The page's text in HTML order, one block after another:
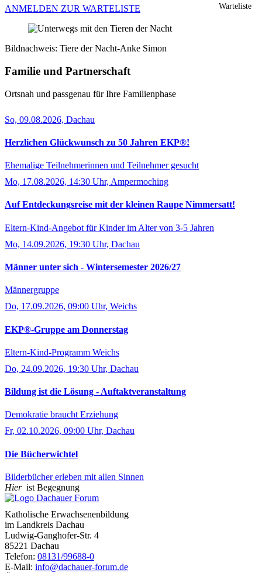
Warteliste
ANMELDEN ZUR WARTELISTE
Bildnachweis: Tiere der Nacht-Anke Simon
Familie und Partnerschaft
Ortsnah und passgenau für Ihre Familienphase
So, 09.08.2026, Dachau
Herzlichen Glückwunsch zu 50 Jahren EKP®!
Ehemalige Teilnehmerinnen und Teilnehmer gesucht
Mo, 17.08.2026, 14:30 Uhr, Ampermoching
Auf Entdeckungsreise mit der kleinen Raupe Nimmersatt!
Eltern-Kind-Angebot für Kinder im Alter von 3-5 Jahren
Mo, 14.09.2026, 19:30 Uhr, Dachau
Männer unter sich - Wintersemester 2026/27
Männergruppe
Do, 17.09.2026, 09:00 Uhr, Weichs
EKP®-Gruppe am Donnerstag
Eltern-Kind-Programm Weichs
Do, 24.09.2026, 19:30 Uhr, Dachau
Bildung ist die Lösung - Auftaktveranstaltung
Demokratie braucht Erziehung
Fr, 02.10.2026, 09:00 Uhr, Dachau
Die Bücherwichtel
Bilderbücher erleben mit allen Sinnen
Hierist Begegnung
Katholische Erwachsenenbildung
im Landkreis Dachau
Ludwig-Ganghofer-Str. 4
85221 Dachau
Telefon: 08131/99688-0
E-Mail: info@dachauer-forum.de